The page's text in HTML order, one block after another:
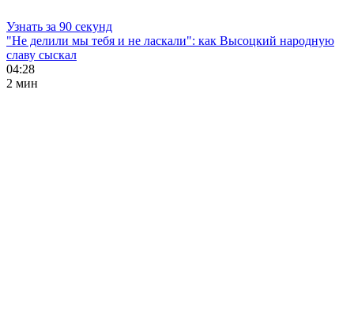
Узнать за 90 секунд
"Не делили мы тебя и не ласкали": как Высоцкий народную
славу сыскал
04:28
2 мин